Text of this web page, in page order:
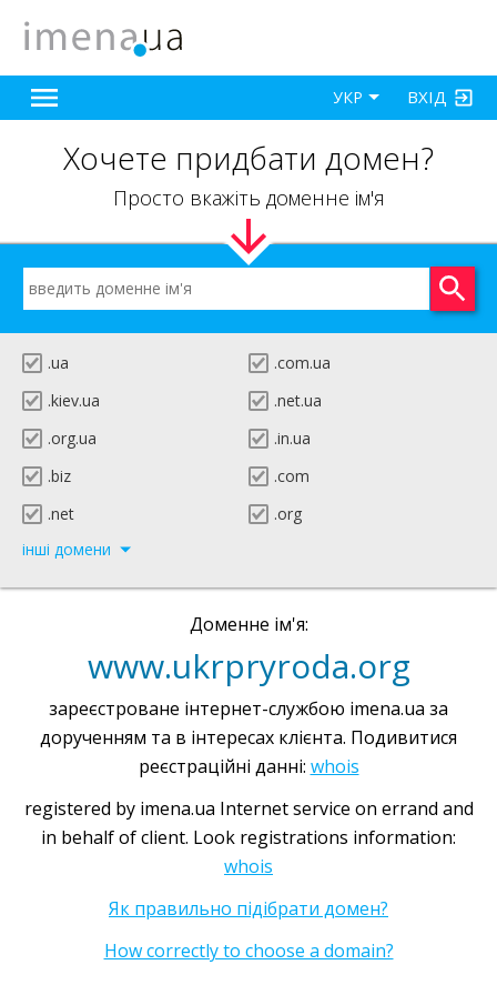
ВХІД
УКР
Хочете придбати домен?
Просто вкажіть доменне ім'я
.ua
.com.ua
.kiev.ua
.net.ua
.org.ua
.in.ua
.biz
.com
.net
.org
інші домени
Доменне ім'я:
www.ukrpryroda.org
зареєстроване інтернет-службою imena.ua за
дорученням та в інтересах клієнта. Подивитися
реєстраційні данні: whois
registered by imena.ua Internet service on errand and
in behalf of client. Look registrations information:
whois
Як правильно підібрати домен?
How correctly to choose a domain?